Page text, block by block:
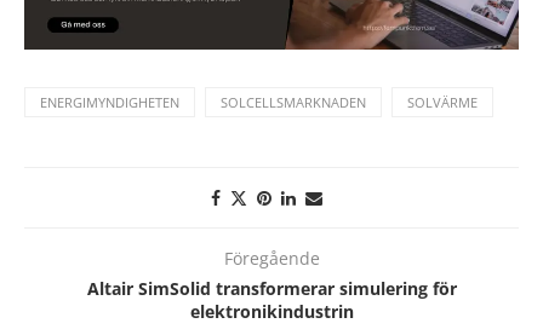
ENERGIMYNDIGHETEN SOLCELLSMARKNADEN SOLVÄRME
Föregående
Altair SimSolid transformerar simulering för
elektronikindustrin